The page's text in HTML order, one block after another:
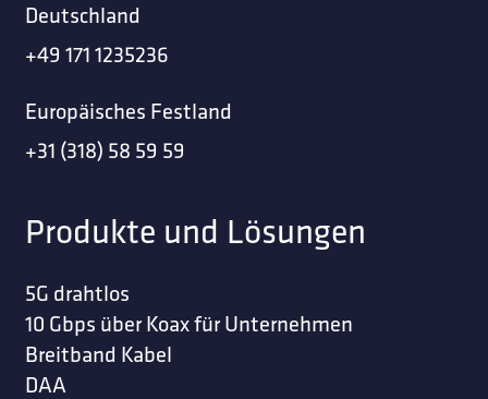
Deutschland
+49 171 1235236
Europäisches Festland
+31 (318) 58 59 59
Produkte und Lösungen
5G drahtlos
10 Gbps über Koax für Unternehmen
Breitband Kabel
DAA